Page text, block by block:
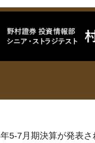
5-7月期決算が発表